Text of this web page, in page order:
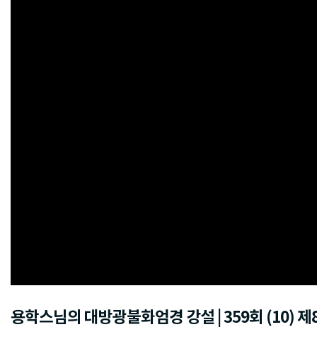
용학스님의 대방광불화엄경 강설 | 359회 (10)